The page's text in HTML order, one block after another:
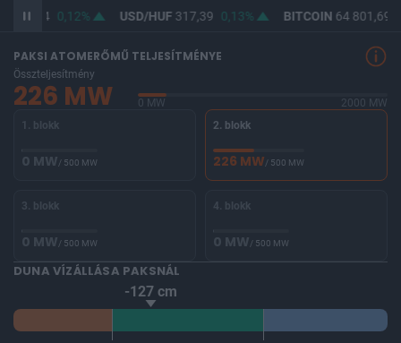
365,84 0,12% USD/HUF317,39 0,13% BITCOIN64 801,69
PAKSI ATOMERŐMŰ TELJESÍTMÉNYE
Összteljesítmény
226 MW 0 MW
2000 MW
1. blokk
0 MW/ 500 MW
2. blokk
226 MW/ 500 MW
3. blokk
0 MW/ 500 MW
4. blokk
0 MW/ 500 MW
DUNA VÍZÁLLÁSA PAKSNÁL
-127 cm